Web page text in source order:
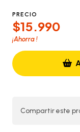
PRECIO
$15.990
¡Ahorra!
Compartir este